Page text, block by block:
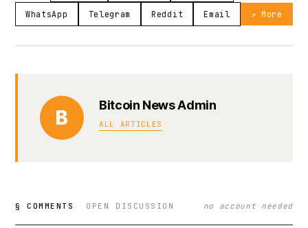
WhatsApp Telegram Reddit Email ↗ More
B
Bitcoin News Admin
ALL ARTICLES
§ COMMENTS OPEN DISCUSSION no account needed